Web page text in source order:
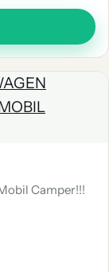
Camper!!!